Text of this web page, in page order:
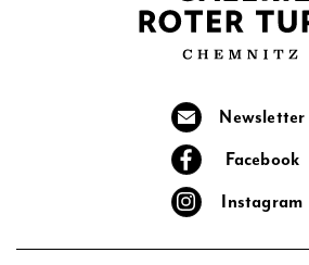
Newsletter
Facebook
Instagram